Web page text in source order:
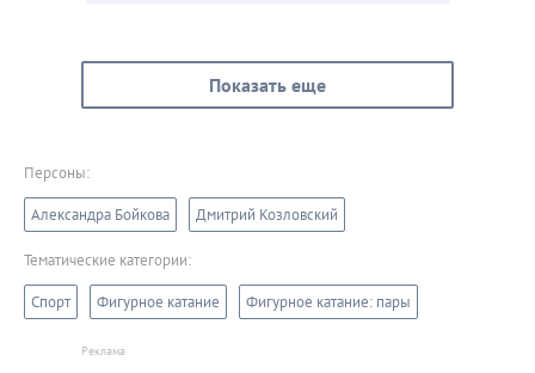
Показать еще
Персоны:
Александра Бойкова Дмитрий Козловский
Тематические категории:
Спорт Фигурное катание Фигурное катание: пары